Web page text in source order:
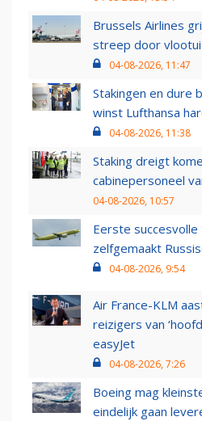
Brussels Airlines
streep door
04-08-2026, 11:47
Stakingen en dure
winst Lufthansa
04-08-2026, 11:38
Staking dreigt
cabinepersoneel
04-08-2026, 10:57
Eerste
zelfgemaakt
04-08-2026, 9:54
Air France-KLM
reizigers van
easyJet
04-08-2026, 7:26
Boeing mag
eindelijk gaan